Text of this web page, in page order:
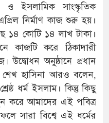
ও ইসলামিক সাংস্কৃতিক
নির্মাণ কাজ শুরু হয়।
১৪ কোটি ১৪ লাখ টাকা।
কাজটি করে ঠিকাদারী
উদ্বোধন অনুষ্ঠানে প্রধান
শেখ হাসিনা আরও বলেন,
ধর্ম ইসলাম। কিন্তু কিছু
করে আমাদের এই পবিত্র
সারা বিশ্বে এই ধর্মের